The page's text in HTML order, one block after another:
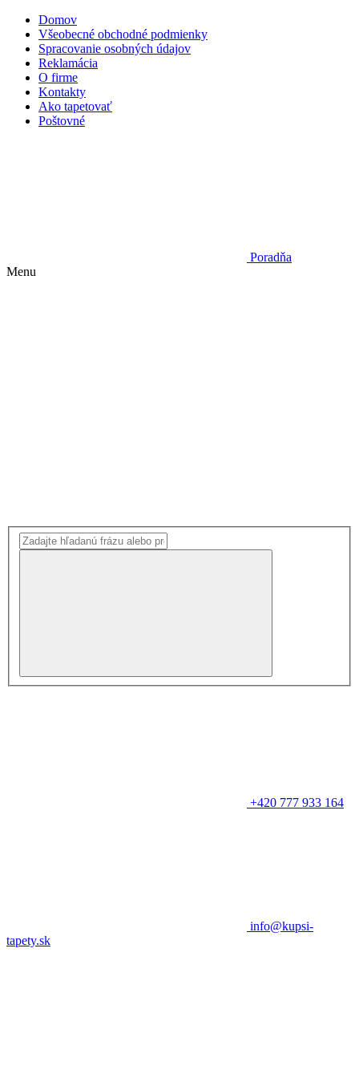
Domov
Všeobecné obchodné podmienky
Spracovanie osobných údajov
Reklamácia
O firme
Kontakty
Ako tapetovať
Poštovné
Poradňa
Menu
+420 777 933 164
info@kupsi-
tapety.sk